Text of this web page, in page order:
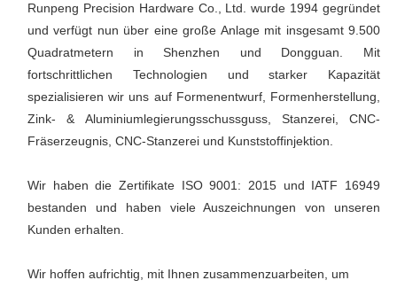
Runpeng Precision Hardware Co., Ltd. wurde 1994 gegründet
und verfügt nun über eine große Anlage mit insgesamt 9.500
Quadratmetern in Shenzhen und Dongguan. Mit
fortschrittlichen Technologien und starker Kapazität
spezialisieren wir uns auf Formenentwurf, Formenherstellung,
Zink- & Aluminiumlegierungsschussguss, Stanzerei, CNC-
Fräserzeugnis, CNC-Stanzerei und Kunststoffinjektion.
Wir haben die Zertifikate ISO 9001: 2015 und IATF 16949
bestanden und haben viele Auszeichnungen von unseren
Kunden erhalten.
Wir hoffen aufrichtig, mit Ihnen zusammenzuarbeiten, um